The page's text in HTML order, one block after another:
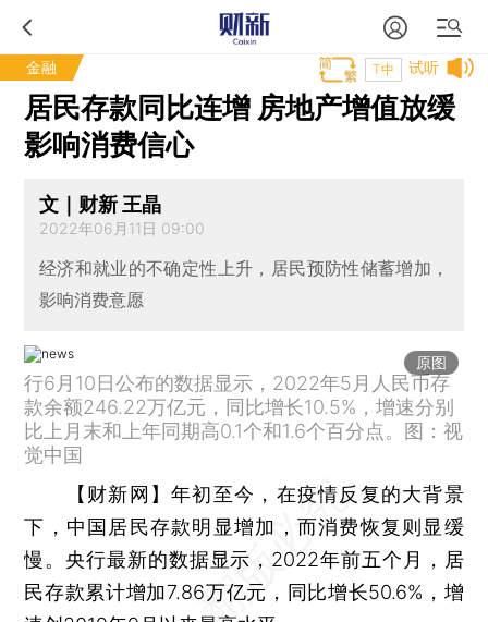
金融 试听
T中
居民存款同比连增 房地产增值放缓
影响消费信心
文｜财新 王晶
2022年06月11日 09:00
经济和就业的不确定性上升，居民预防性储蓄增加，
影响消费意愿
原图
行6月10日公布的数据显示，2022年5月人民币存
款余额246.22万亿元，同比增长10.5%，增速分别
比上月末和上年同期高0.1个和1.6个百分点。图：视
觉中国
【财新网】年初至今，在疫情反复的大背景
下，中国居民存款明显增加，而消费恢复则显缓
慢。央行最新的数据显示，2022年前五个月，居
民存款累计增加7.86万亿元，同比增长50.6%，增